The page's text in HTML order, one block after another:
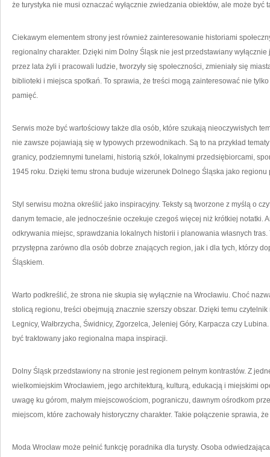
że turystyka nie musi oznaczać wyłącznie zwiedzania obiektów, ale może
Ciekawym elementem strony jest również zainteresowanie historiami
regionalny charakter. Dzięki nim Dolny Śląsk nie jest przedstawiany
przez lata żyli i pracowali ludzie, tworzyły się społeczności, zmieniały się
biblioteki i miejsca spotkań. To sprawia, że treści mogą zainteresować nie
pamięć.
Serwis może być wartościowy także dla osób, które szukają nieoczywistych
nie zawsze pojawiają się w typowych przewodnikach. Są to na przykład
granicy, podziemnymi tunelami, historią szkół, lokalnymi przedsiębiorcami,
1945 roku. Dzięki temu strona buduje wizerunek Dolnego Śląska jako regionu
Styl serwisu można określić jako inspiracyjny. Teksty są tworzone z myślą o
danym temacie, ale jednocześnie oczekuje czegoś więcej niż krótkiej notatki.
odkrywania miejsc, sprawdzania lokalnych historii i planowania własnych
przystępna zarówno dla osób dobrze znających region, jak i dla tych, którzy
Śląskiem.
Warto podkreślić, że strona nie skupia się wyłącznie na Wrocławiu. Choć
stolicą regionu, treści obejmują znacznie szerszy obszar. Dzięki temu czytelnik
Legnicy, Wałbrzycha, Świdnicy, Zgorzelca, Jeleniej Góry, Karpacza czy
być traktowany jako regionalna mapa inspiracji.
Dolny Śląsk przedstawiony na stronie jest regionem pełnym kontrastów. Z
wielkomiejskim Wrocławiem, jego architekturą, kulturą, edukacją i miejskimi
uwagę ku górom, małym miejscowościom, pograniczu, dawnym ośrodkom
miejscom, które zachowały historyczny charakter. Takie połączenie sprawia,
Moda Wrocław może pełnić funkcję poradnika dla turysty. Osoba